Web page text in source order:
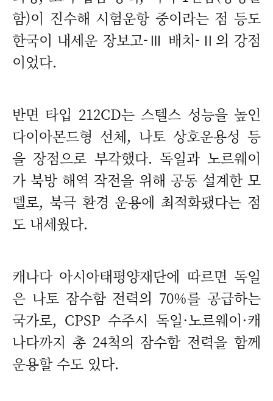
함)이 진수해 시험운항 중이라는 점 등도
한국이 내세운 장보고-Ⅲ 배치-Ⅱ의 강점
이었다.
반면 타입 212CD는 스텔스 성능을 높인
다이아몬드형 선체, 나토 상호운용성 등
을 장점으로 부각했다. 독일과 노르웨이
가 북방 해역 작전을 위해 공동 설계한 모
델로, 북극 환경 운용에 최적화됐다는 점
도 내세웠다.
캐나다 아시아태평양재단에 따르면 독일
은 나토 잠수함 전력의 70%를 공급하는
국가로, CPSP 수주시 독일·노르웨이·캐
나다까지 총 24척의 잠수함 전력을 함께
운용할 수도 있다.